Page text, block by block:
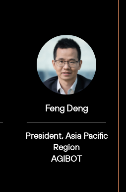
Feng Deng
President, Asia Pacific
Region
AGIBOT